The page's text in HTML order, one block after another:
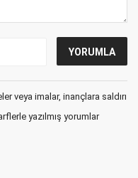
veya imalar, inançlara saldırı
yazılmış yorumlar